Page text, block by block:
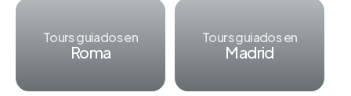
Tours guiados en
Roma
Tours guiados en
Madrid